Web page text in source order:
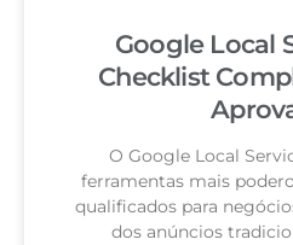
Google Local
Checklist
O Google Local
ferramentas mais
qualificados para
dos anúncios